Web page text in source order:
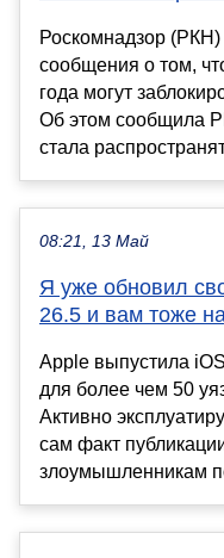
Роскомнадзор
сообщения о том,
года могут
Об этом сообщила
стала
08:21, 13 Май
Я уже обновил
26.5 и вам тоже
Apple выпустила
для более чем 50
Активно
сам факт
злоумышленникам